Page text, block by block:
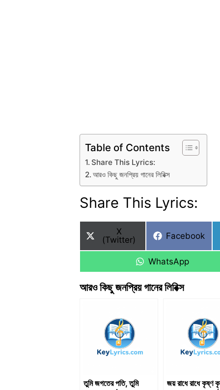
Table of Contents
Share This Lyrics:
আরও কিছু জনপ্রিয় গানের লিরিক্স
Share This Lyrics:
Share
on
X
(Twitter)
Share
Facebook
Share
WhatsApp
আরও কিছু জনপ্রিয় গানের লিরিক্স
তুমি জগতের পতি, তুমি
জয় রাধে রাধে কৃষ্ণ